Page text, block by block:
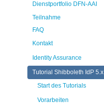
Dienstportfolio DFN-AAI
Teilnahme
FAQ
Kontakt
Identity Assurance
Tutorial Shibboleth IdP 5.x
Start des Tutorials
Vorarbeiten